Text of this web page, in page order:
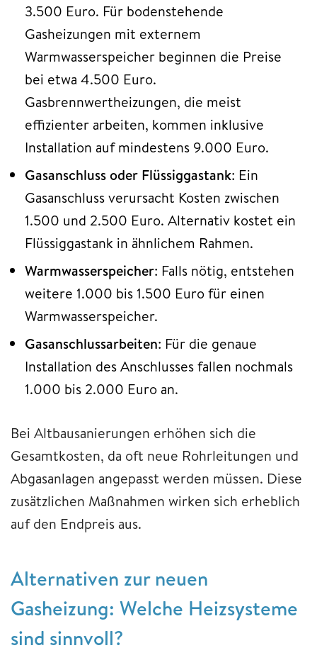
3.500 Euro. Für bodenstehende
Gasheizungen mit externem
Warmwasserspeicher beginnen die Preise
bei etwa 4.500 Euro.
Gasbrennwertheizungen, die meist
effizienter arbeiten, kommen inklusive
Installation auf mindestens 9.000 Euro.
Gasanschluss oder Flüssiggastank: Ein
Gasanschluss verursacht Kosten zwischen
1.500 und 2.500 Euro. Alternativ kostet ein
Flüssiggastank in ähnlichem Rahmen.
Warmwasserspeicher: Falls nötig, entstehen
weitere 1.000 bis 1.500 Euro für einen
Warmwasserspeicher.
Gasanschlussarbeiten: Für die genaue
Installation des Anschlusses fallen nochmals
1.000 bis 2.000 Euro an.
Bei Altbausanierungen erhöhen sich die
Gesamtkosten, da oft neue Rohrleitungen und
Abgasanlagen angepasst werden müssen. Diese
zusätzlichen Maßnahmen wirken sich erheblich
auf den Endpreis aus.
Alternativen zur neuen
Gasheizung: Welche Heizsysteme
sind sinnvoll?